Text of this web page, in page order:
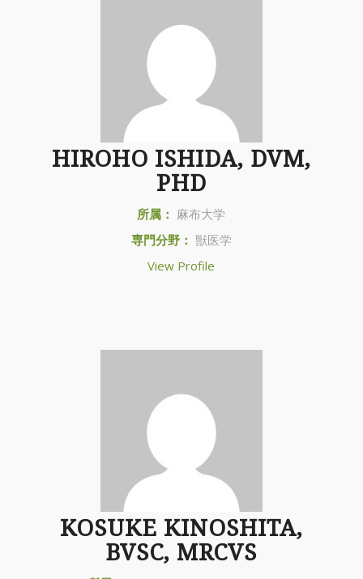
HIROHO ISHIDA, DVM,
PHD
所属： 麻布大学
専門分野： 獣医学
View Profile
KOSUKE KINOSHITA,
BVSC, MRCVS